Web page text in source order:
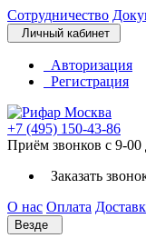
Сотрудничество
Личный кабинет
Авторизация
Регистрация
+7 (495) 150-43-86
Приём звонков с 9-00
Заказать
О нас Оплата
Везде